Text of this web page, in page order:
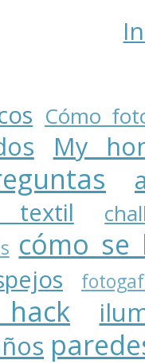
Cómo
My
textil
cómo se